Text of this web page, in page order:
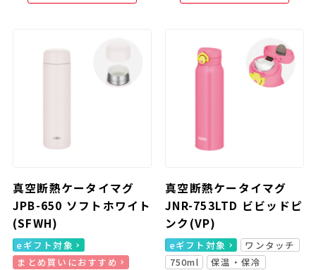
真空断熱ケータイマグ
JPB-650 ソフトホワイト
(SFWH)
eギフト対象
まとめ買いにおすすめ
真空断熱ケータイマグ
JNR-753LTD ビビッドピ
ンク(VP)
eギフト対象
ワンタッチ
750ml
保温・保冷